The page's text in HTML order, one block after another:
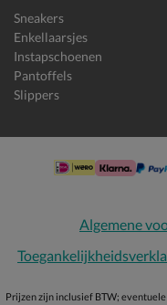
Sneakers
Enkellaarsjes
Instapschoenen
Pantoffels
Slippers
Algemene
Prijzen zijn inclusief BTW;